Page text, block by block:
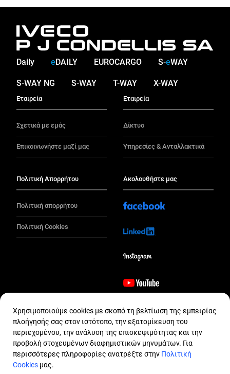
Daily eDAILY EUROCARGO S-eWAY
S-WAY NG S-WAY T-WAY X-WAY
Εταιρεία
Σχετικά με εμάς
Επικοινωνήστε μαζί μας
Εταιρεία
Δίκτυο
Υπηρεσίες & Ανταλλακτικά
Πολιτική Απορρήτου
Πολιτική απορρήτου
Πολιτική Cookies
Ακολουθήστε μας
Επικοινωνήστε
Επικοινωνήστε
© IVECO S.p.A – an Iveco Group Company
Χρησιμοποιούμε cookies με σκοπό τη βελτίωση της εμπειρίας
πλοήγησής σας στον ιστότοπο, την εξατομίκευση του
περιεχομένου, την ανάλυση της επισκεψιμότητας και την
προβολή στοχευμένων διαφημιστικών μηνυμάτων. Για
περισσότερες πληροφορίες ανατρέξτε στην Πολιτική
Cookies μας.